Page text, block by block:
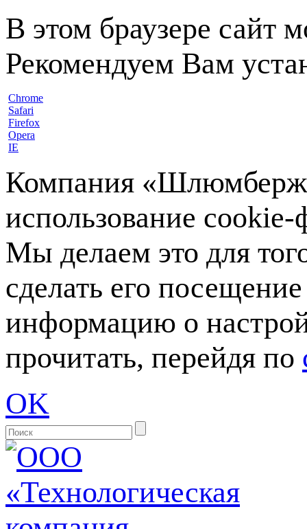
В этом браузере сайт
Рекомендуем Вам
Chrome
Safari
Firefox
Opera
IE
Компания
использование
Мы делаем это для
сделать его
информацию о
прочитать, перейдя по
OK